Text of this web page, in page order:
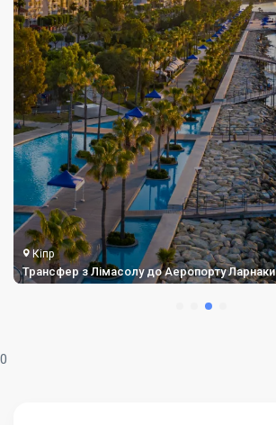
Кіпр
Трансфер з Лімасолу до Аеропорту Ларнаки
0